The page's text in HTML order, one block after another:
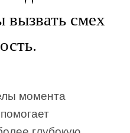
смех
момента